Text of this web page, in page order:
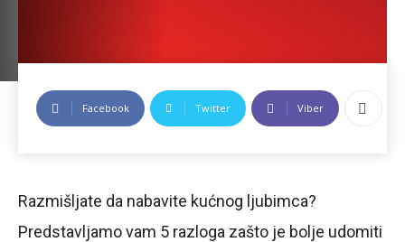
Facebook Twitter Viber
Razmišljate da nabavite kućnog ljubimca?
Predstavljamo vam 5 razloga zašto je bolje udomiti